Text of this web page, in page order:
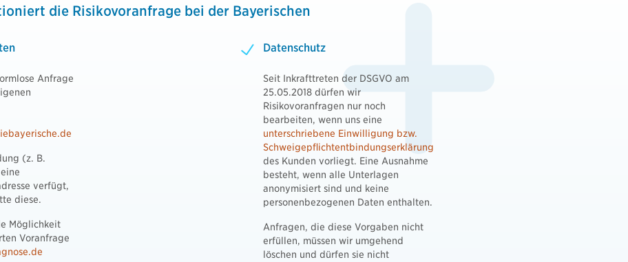
die Risikovoranfrage bei der Bayerischen
Anfrage
(z. B.
verfügt,
diese.
Möglichkeit
Voranfrage
Datenschutz
Seit Inkrafttreten der DSGVO am
25.05.2018 dürfen wir
Risikovoranfragen nur noch
bearbeiten, wenn uns eine
unterschriebene Einwilligung bzw.
Schweigepflichtentbindungserklärung
des Kunden vorliegt. Eine Ausnahme
besteht, wenn alle Unterlagen
anonymisiert sind und keine
personenbezogenen Daten enthalten.
Anfragen, die diese Vorgaben nicht
erfüllen, müssen wir umgehend
löschen und dürfen sie nicht